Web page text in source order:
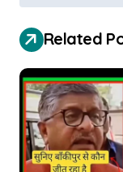
s
t
n
a
v
Related